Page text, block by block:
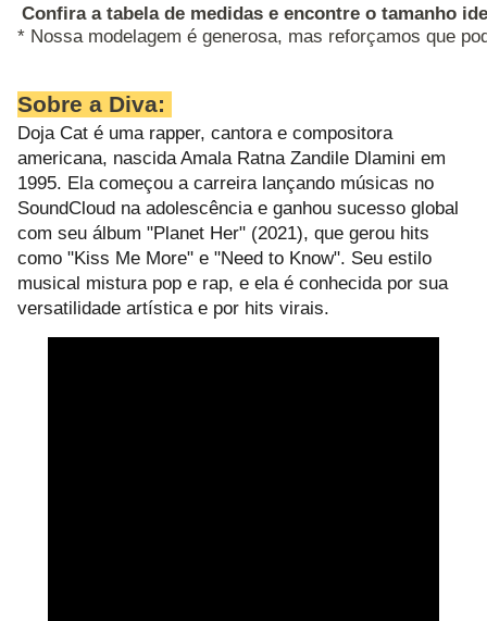
Confira a tabela de medidas e encontre o tamanho
* Nossa modelagem é generosa, mas reforçamos que
Sobre a Diva:
Doja Cat é uma rapper, cantora e compositora
americana, nascida Amala Ratna Zandile Dlamini em
1995. Ela começou a carreira lançando músicas no
SoundCloud na adolescência e ganhou sucesso global
com seu álbum "Planet Her" (2021), que gerou hits
como "Kiss Me More" e "Need to Know". Seu estilo
musical mistura pop e rap, e ela é conhecida por sua
versatilidade artística e por hits virais.